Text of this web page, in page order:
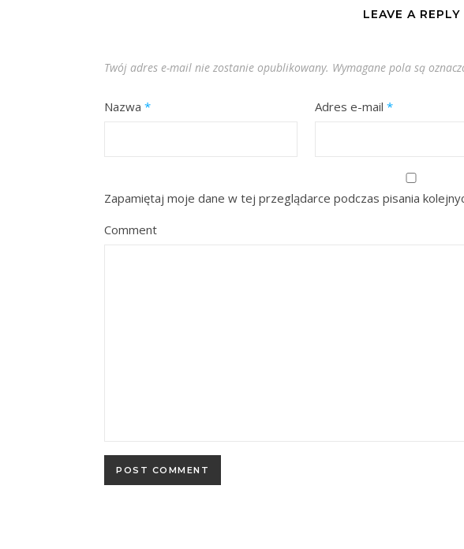
LEAVE A REPLY
Twój adres e-mail nie zostanie opublikowany. Wymagane pola są
Nazwa * Adres e-mail *
Zapamiętaj moje dane w tej przeglądarce podczas pisania
Comment